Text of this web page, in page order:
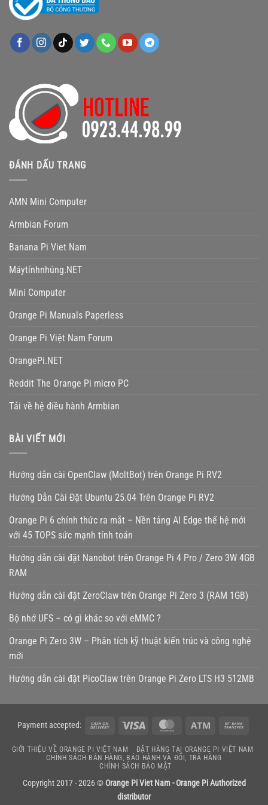
ĐÁNH DẤU TRANG
AMN Mini Computer
Armbian Forum
Banana Pi Viet Nam
Máytínhnhúng.NET
Mini Computer
Orange Pi Manuals Paperless
Orange Pi Việt Nam Forum
OrangePi.NET
Reddit The Orange Pi micro PC
Tải về hệ điều hành Armbian
BÀI VIẾT MỚI
Hướng dẫn cài OpenClaw (MoltBot) trên Orange Pi RV2
Hướng Dẫn Cài Đặt Ubuntu 25.04 Trên Orange Pi RV2
Orange Pi 6 chính thức ra mắt – Nền tảng AI Edge thế hệ mới
với 45 TOPS sức mạnh tính toán
Hướng dẫn cài đặt Nanobot trên Orange Pi 4 Pro / Zero 3W 4GB
RAM
Hướng dẫn cài đặt ZeroClaw trên Orange Pi Zero 3 (RAM 1GB)
Bộ nhớ UFS – có gì khác so với eMMC ?
Orange Pi Zero 3W – Phân tích kỹ thuật kiến trúc và công nghệ
mới
Hướng dẫn cài đặt PicoClaw trên Orange Pi Zero LTS H3 512MB
Payment accepted:
Cash
Delivery
MasterCard Atm
GIỚI THIỆU VỀ ORANGE PI VIỆT NAM
ĐẶT HÀNG TẠI ORANGE PI VIỆT NAM
CHÍNH SÁCH BÁN HÀNG, BẢO HÀNH VÀ ĐỔI, TRẢ HÀNG
CHÍNH SÁCH BẢO MẬT
Copyright 2017 - 2026 © Orange Pi Viet Nam - Orange Pi Authorized
distributor